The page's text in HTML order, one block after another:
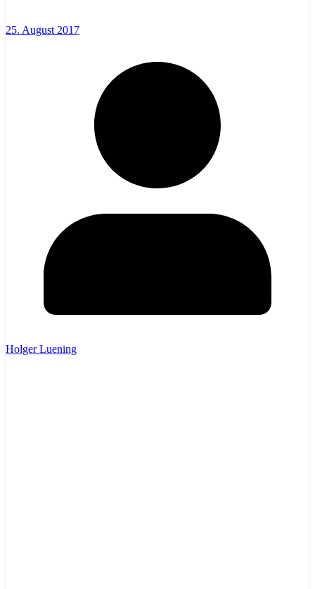
25. August 2017
Holger Luening